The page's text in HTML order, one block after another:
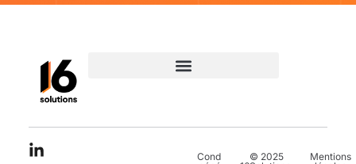
Conditions
© 2025
Mentions